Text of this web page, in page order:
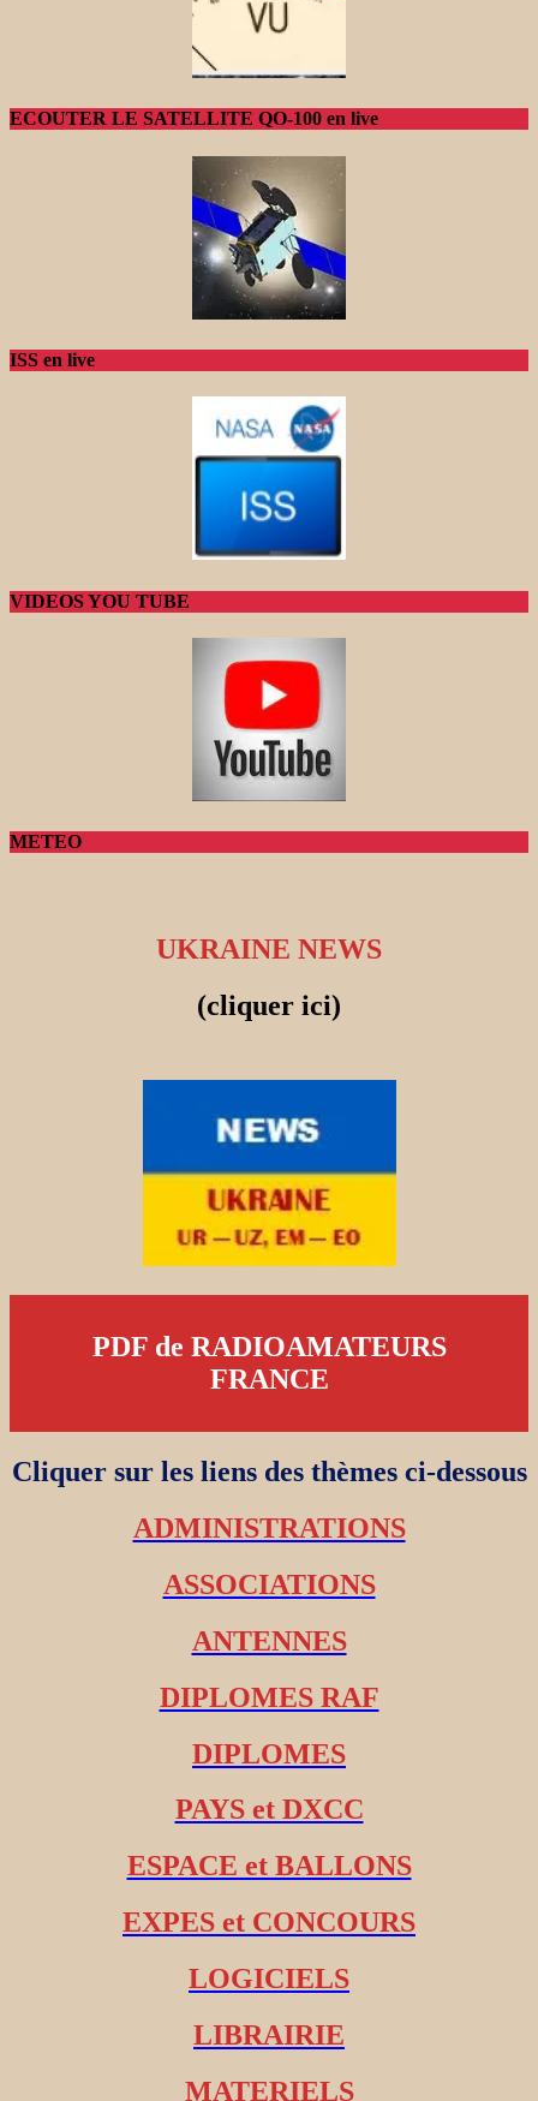
ECOUTER LE SATELLITE QO-100 en live
ISS en live
VIDEOS YOU TUBE
METEO
UKRAINE NEWS
(cliquer ici)
PDF de RADIOAMATEURS
FRANCE
Cliquer sur les liens des thèmes ci-dessous
ADMINISTRATIONS
ASSOCIATIONS
ANTENNES
DIPLOMES RAF
DIPLOMES
PAYS et DXCC
ESPACE et BALLONS
EXPES et CONCOURS
LOGICIELS
LIBRAIRIE
MATERIELS